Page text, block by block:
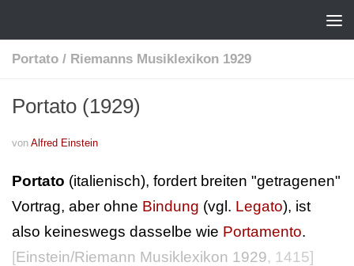
Portato / Riemanns Musiklexikon 1929
Portato (1929)
von Alfred Einstein
Portato (italienisch), fordert breiten "getragenen"
Vortrag, aber ohne Bindung (vgl. Legato), ist
also keineswegs dasselbe wie Portamento.
[Einstein/Riemann Musiklexikon 1929, 1415]